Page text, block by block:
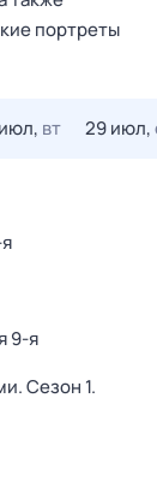
портреты
вт 29 июл,
9-я
. Сезон 1.